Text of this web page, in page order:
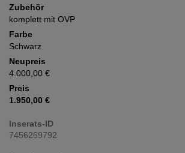
Zubehör
komplett mit OVP
Farbe
Schwarz
Neupreis
4.000,00 €
Preis
1.950,00 €
Inserats-ID
7456269792